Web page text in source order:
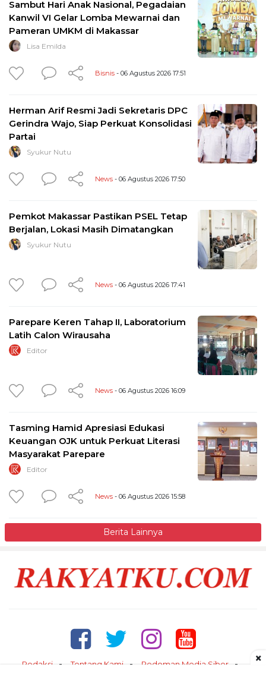
Sambut Hari Anak Nasional, Pegadaian
Kanwil VI Gelar Lomba Mewarnai dan
Pameran UMKM di Makassar
Lisa Emilda
Bisnis - 06 Agustus 2026 17:51
Herman Arif Resmi Jadi Sekretaris DPC
Gerindra Wajo, Siap Perkuat Konsolidasi
Partai
Syukur Nutu
News - 06 Agustus 2026 17:50
Pemkot Makassar Pastikan PSEL Tetap
Berjalan, Lokasi Masih Dimatangkan
Syukur Nutu
News - 06 Agustus 2026 17:41
Parepare Keren Tahap II, Laboratorium
Latih Calon Wirausaha
Editor
News - 06 Agustus 2026 16:09
Tasming Hamid Apresiasi Edukasi
Keuangan OJK untuk Perkuat Literasi
Masyarakat Parepare
Editor
News - 06 Agustus 2026 15:58
Berita Lainnya
Redaksi Tentang Kami
Pedoman Media Siber
×